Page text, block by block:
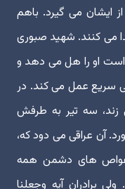
ایشان می گیرد. باهم
می کنند. شهید صبوری
او را هل می دهد و
عمل می کند. در
سه تیر به طرفش
آن عراقی می دود که،
غواص های دشمن همه
برادران آیه وجعلنا